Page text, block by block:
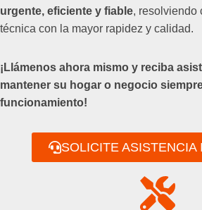
urgente, eficiente y fiable, resolviendo
técnica con la mayor rapidez y calidad.
¡Llámenos ahora mismo y reciba
mantener su hogar o negocio
funcionamiento!
SOLICITE ASISTENCIA